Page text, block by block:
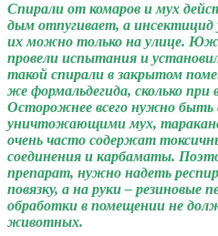
Спирали от комаров и мух
дым отпугивает, а инсектицид
их можно только на улице.
провели испытания и
такой спирали в закрытом
же формальдегида, сколько при
Осторожнее всего нужно быть
уничтожающими мух,
очень часто содержат
соединения и карбаматы.
препарат, нужно надеть
повязку, а на руки – резиновые
обработки в помещении не
животных.